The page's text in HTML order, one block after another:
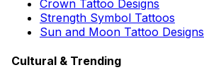
Crown Tattoo Designs
Strength Symbol Tattoos
Sun and Moon Tattoo Designs
Cultural & Trending